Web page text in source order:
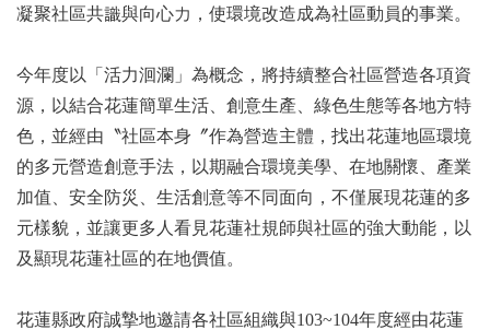
凝聚社區共識與向心力，使環境改造成為社區動員的事業。
今年度以「活力洄瀾」為概念，將持續整合社區營造各項資
源，以結合花蓮簡單生活、創意生產、綠色生態等各地方特
色，並經由〝社區本身〞作為營造主體，找出花蓮地區環境
的多元營造創意手法，以期融合環境美學、在地關懷、產業
加值、安全防災、生活創意等不同面向，不僅展現花蓮的多
元樣貌，並讓更多人看見花蓮社規師與社區的強大動能，以
及顯現花蓮社區的在地價值。
花蓮縣政府誠摯地邀請各社區組織與103~104年度經由花蓮